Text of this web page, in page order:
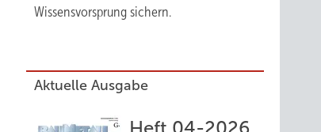
Wissensvorsprung sichern.
Aktuelle Ausgabe